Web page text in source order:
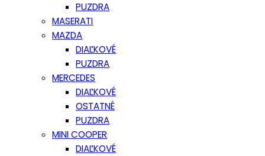
PUZDRA
MASERATI
MAZDA
DIAĽKOVÉ
PUZDRA
MERCEDES
DIAĽKOVÉ
OSTATNÉ
PUZDRA
MINI COOPER
DIAĽKOVÉ